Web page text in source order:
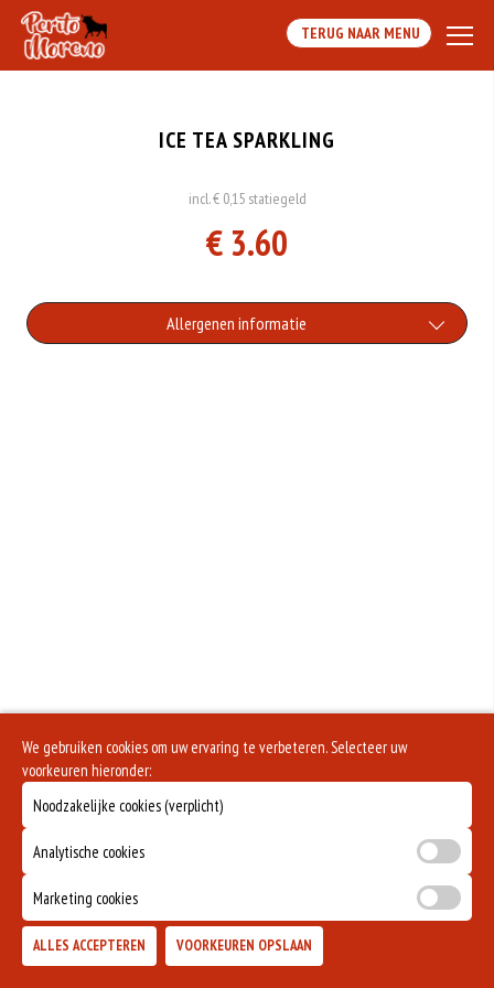
TERUG NAAR MENU
ICE TEA SPARKLING
incl. € 0,15 statiegeld
€ 3.60
Allergenen informatie
We gebruiken cookies om uw ervaring te verbeteren. Selecteer uw
voorkeuren hieronder:
Noodzakelijke cookies (verplicht)
Analytische cookies
Marketing cookies
ALLES ACCEPTEREN VOORKEUREN OPSLAAN